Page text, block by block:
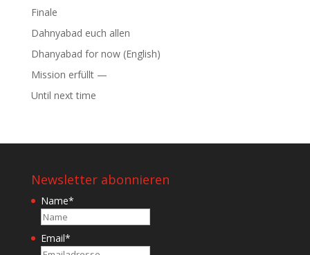
Finale
Dahnyabad euch allen
Dhanyabad for now (English)
Mission erfüllt —
Until next time
Newsletter abonnieren
Name*
Email*